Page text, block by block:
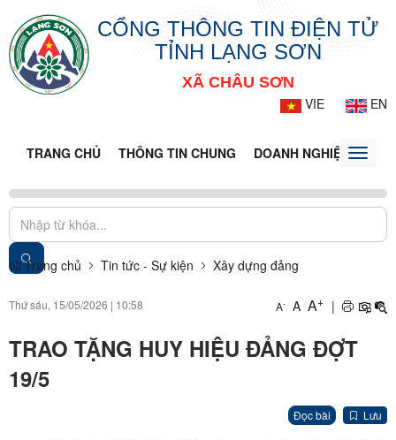
CỔNG THÔNG TIN ĐIỆN TỬ
TỈNH LẠNG SƠN
XÃ CHÂU SƠN
VIE
EN
TRANG CHỦ THÔNG TIN CHUNG DOANH NGHIỆP TIN
Toggle
Trang chủ Tin tức - Sự kiện Xây dựng đảng
Thứ sáu, 15/05/2026 | 10:58 A- A A+ |
TRAO TẶNG HUY HIỆU ĐẢNG ĐỢT
19/5
Đọc bài Lưu